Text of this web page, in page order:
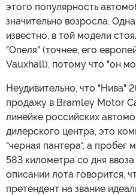
этого популярность
значительно возросла.
известно, в той модели
"Опеля" (точнее, его
Vauxhall), потому что "он
Неудивительно, что "Нива"
продажу в Bramley Motor
линейке российских
дилерского центра, это
"черная пантера", а пробег
583 километра со дня
описании лота говорится,
претендент на звание